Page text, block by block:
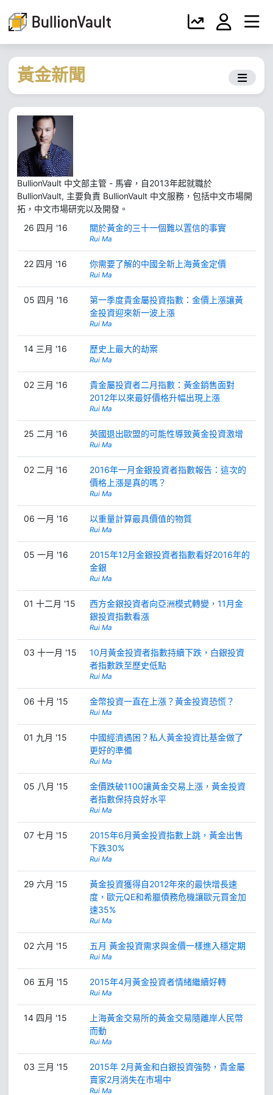
黃金新聞
BullionVault 中文部主管 - 馬睿，自2013年起就職於
BullionVault, 主要負責 BullionVault 中文服務，包括中文市場開
拓，中文市場研究以及開發。
26 四月 '16
關於黃金的三十一個難以置信的事實
Rui Ma
22 四月 '16 你需要了解的中國全新上海黃金定價
Rui Ma
05 四月 '16
第一季度貴金屬投資指數：金價上漲讓黃
金投資迎來新一波上漲
Rui Ma
14 三月 '16 歷史上最大的劫案
Rui Ma
02 三月 '16
貴金屬投資者二月指數：黃金銷售面對
2012年以來最好價格升幅出現上漲
Rui Ma
25 二月 '16 英國退出歐盟的可能性導致黃金投資激增
Rui Ma
02 二月 '16
2016年一月金銀投資者指數報告：這次的
價格上漲是真的嗎？
Rui Ma
06 一月 '16 以重量計算最具價值的物質
Rui Ma
05 一月 '16
2015年12月金銀投資者指數看好2016年的
金銀
Rui Ma
01 十二月 '15
西方金銀投資者向亞洲模式轉變，11月金
銀投資指數看漲
Rui Ma
03 十一月 '15
10月黃金投資者指數持續下跌，白銀投資
者指數跌至歷史低點
Rui Ma
06 十月 '15 金幣投資一直在上漲？黃金投資恐慌？
Rui Ma
01 九月 '15
中國經濟遇困？私人黃金投資比基金做了
更好的準備
Rui Ma
05 八月 '15
金價跌破1100讓黃金交易上漲，黃金投資
者指數保持良好水平
Rui Ma
07 七月 '15
2015年6月黃金投資指數上跳，黃金出售
下跌30%
Rui Ma
29 六月 '15
黃金投資獲得自2012年來的最快增長速
度，歐元QE和希臘債務危機讓歐元買金加
速35%
Rui Ma
02 六月 '15 五月 黃金投資需求與金價一樣進入穩定期
Rui Ma
06 五月 '15 2015年4月黃金投資者情緒繼續好轉
Rui Ma
14 四月 '15
上海黃金交易所的黃金交易隨離岸人民幣
而動
Rui Ma
03 三月 '15
2015年 2月黃金和白銀投資強勢，貴金屬
賣家2月消失在市場中
Rui Ma